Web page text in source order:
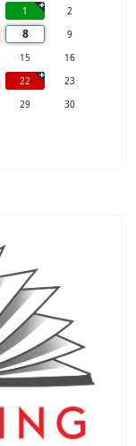
1
2
8
9
15
16
22
23
29
30